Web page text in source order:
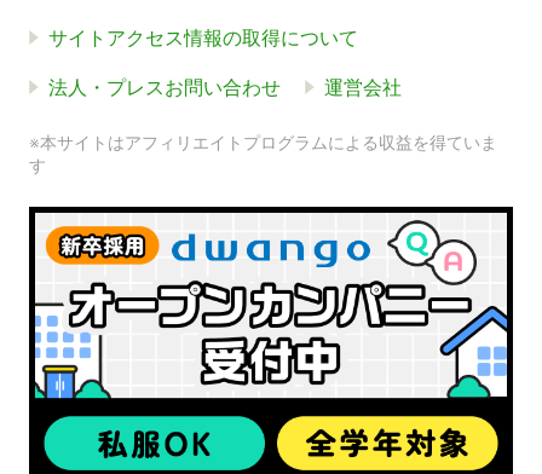
サイトアクセス情報の取得について
法人・プレスお問い合わせ 運営会社
※本サイトはアフィリエイトプログラムによる収益を得ていま
す